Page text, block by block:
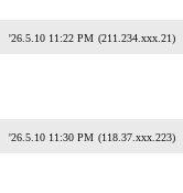
'26.5.10 11:22 PM (211.234.xxx.21)
'26.5.10 11:30 PM (118.37.xxx.223)